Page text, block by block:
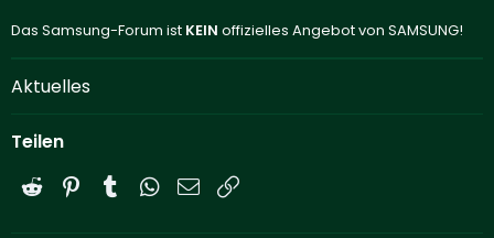
Das Samsung-Forum ist KEIN offizielles Angebot von SAMSUNG!
Aktuelles
Teilen
Reddit PinterestTumblrWhatsApp
E-Mail